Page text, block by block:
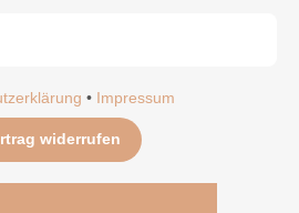
• Impressum
widerrufen